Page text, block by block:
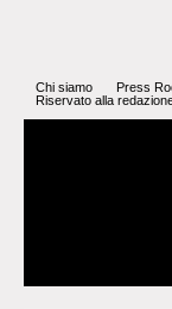
Chi siamo Press
Riservato alla